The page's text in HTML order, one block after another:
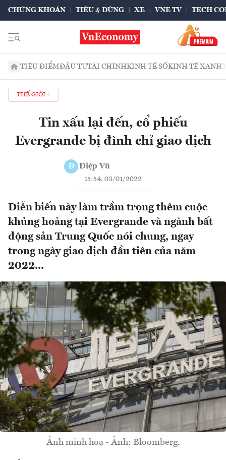
CHỨNG KHOÁN TIÊU & DÙNG XE VNE TV TECH
TIÊU ĐIỂMĐẦU TƯTÀI CHÍNHKINH TẾ SỐKINH TẾ XANH
THẾ GIỚI
Tin xấu lại đến, cổ phiếu
Evergrande bị đình chỉ giao dịch
Đ Điệp Vũ
15:54, 03/01/2022
Diễn biến này làm trầm trọng thêm cuộc
khủng hoảng tại Evergrande và ngành bất
động sản Trung Quốc nói chung, ngay
trong ngày giao dịch đầu tiên của năm
2022...
Ảnh minh hoạ - Ảnh: Bloomberg.